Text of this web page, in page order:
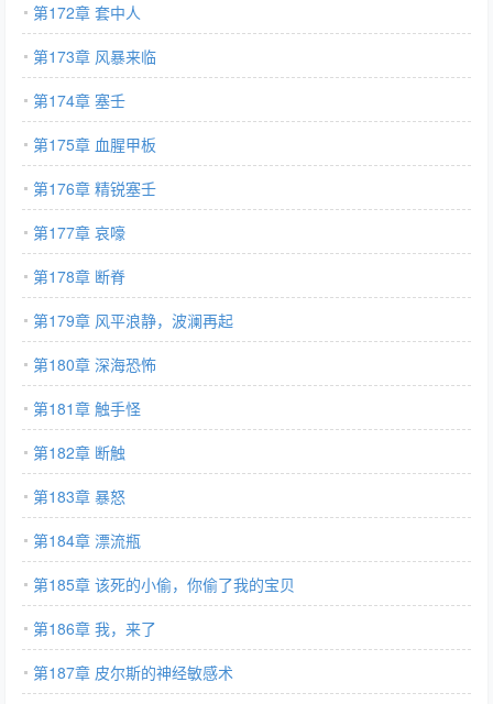
第172章 套中人
第173章 风暴来临
第174章 塞壬
第175章 血腥甲板
第176章 精锐塞壬
第177章 哀嚎
第178章 断脊
第179章 风平浪静，波澜再起
第180章 深海恐怖
第181章 触手怪
第182章 断触
第183章 暴怒
第184章 漂流瓶
第185章 该死的小偷，你偷了我的宝贝
第186章 我，来了
第187章 皮尔斯的神经敏感术